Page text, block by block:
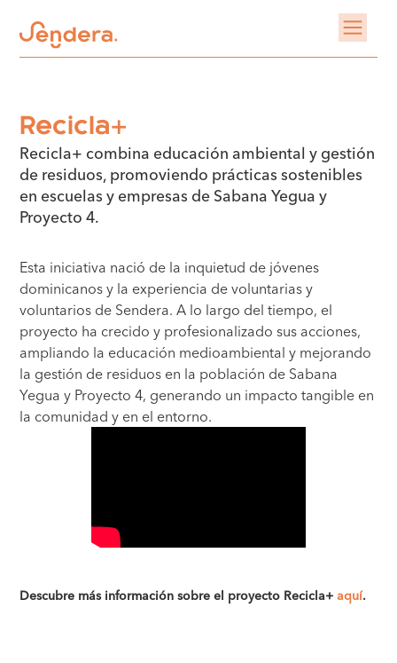
Recicla+
Recicla+ combina educación ambiental y gestión
de residuos, promoviendo prácticas sostenibles
en escuelas y empresas de Sabana Yegua y
Proyecto 4.
Esta iniciativa nació de la inquietud de jóvenes
dominicanos y la experiencia de voluntarias y
voluntarios de Sendera. A lo largo del tiempo, el
proyecto ha crecido y profesionalizado sus acciones,
ampliando la educación medioambiental y mejorando
la gestión de residuos en la población de Sabana
Yegua y Proyecto 4, generando un impacto tangible en
la comunidad y en el entorno.
Descubre más información sobre el proyecto Recicla+aquí.